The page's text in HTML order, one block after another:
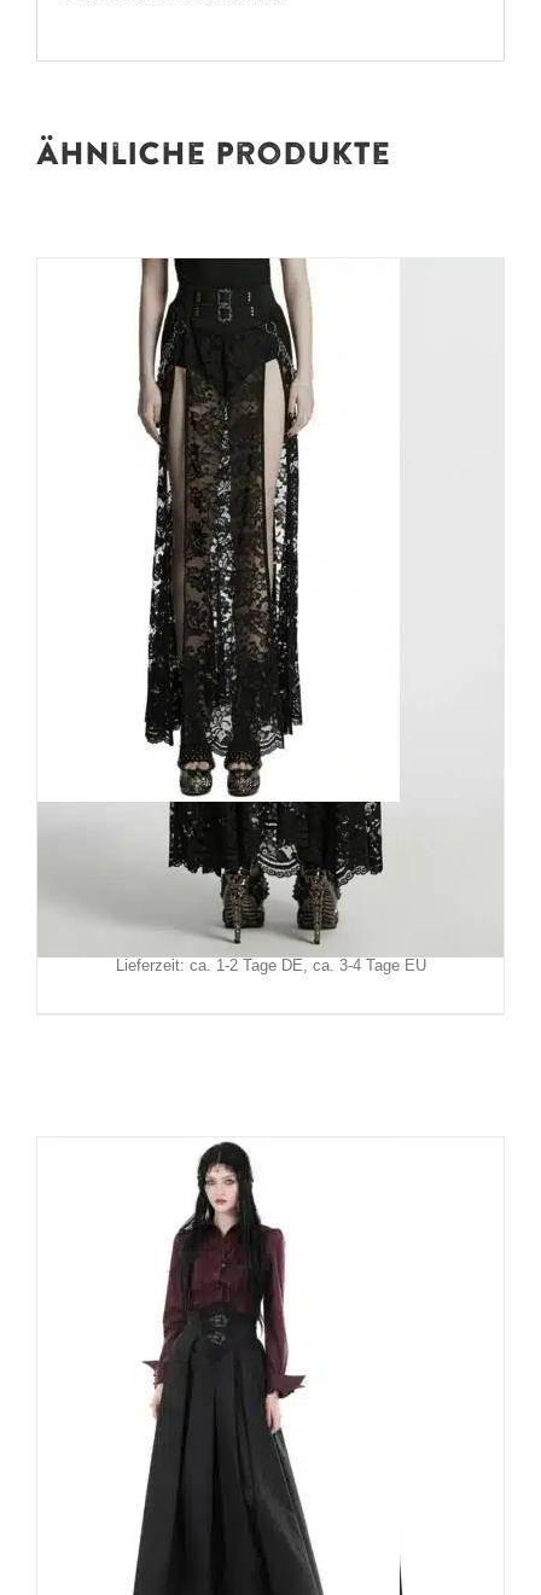
Ähnliche Produkte
Punk Rave Rock Danae Dark
139,90€
Inkl. MwSt.
zzgl.Versand
Lieferzeit: ca. 1-2 Tage DE, ca. 3-4 Tage EU